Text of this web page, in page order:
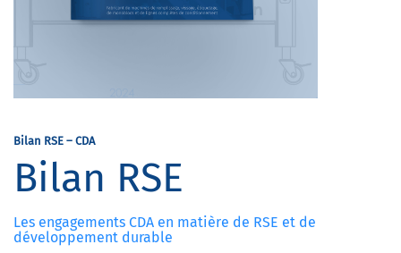
Bilan RSE – CDA
Bilan RSE
Les engagements CDA en matière de RSE et de
développement durable